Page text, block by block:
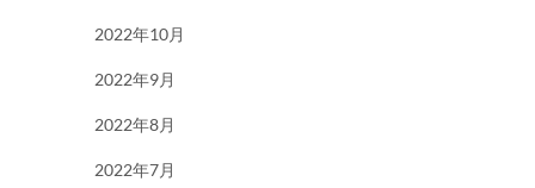
2022年10月
2022年9月
2022年8月
2022年7月